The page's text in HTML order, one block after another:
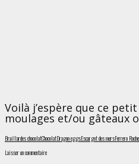
Voilà j’espère que ce petit
moulages et/ou gâteaux
Braillardes chocolatChocolatDragon eggsEscargot des mersFerrero
Laisser un commentaire